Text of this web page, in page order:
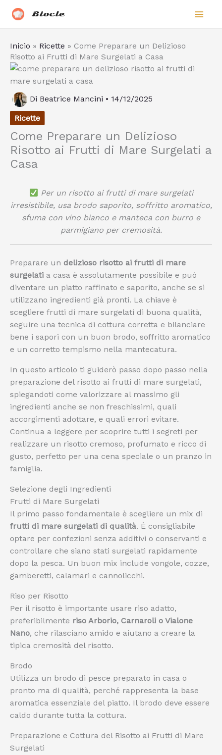
Biocle
Inicio » Ricette » Come Preparare un Delizioso
Risotto ai Frutti di Mare Surgelati a Casa
Di Beatrice Mancini • 14/12/2025
Ricette
Come Preparare un Delizioso
Risotto ai Frutti di Mare Surgelati a
Casa
Per un risotto ai frutti di mare surgelati
irresistibile, usa brodo saporito, soffritto aromatico,
sfuma con vino bianco e manteca con burro e
parmigiano per cremosità.
Preparare un delizioso risotto ai frutti di mare
surgelati a casa è assolutamente possibile e può
diventare un piatto raffinato e saporito, anche se si
utilizzano ingredienti già pronti. La chiave è
scegliere frutti di mare surgelati di buona qualità,
seguire una tecnica di cottura corretta e bilanciare
bene i sapori con un buon brodo, soffritto aromatico
e un corretto tempismo nella mantecatura.
In questo articolo ti guiderò passo dopo passo nella
preparazione del risotto ai frutti di mare surgelati,
spiegandoti come valorizzare al massimo gli
ingredienti anche se non freschissimi, quali
accorgimenti adottare, e quali errori evitare.
Continua a leggere per scoprire tutti i segreti per
realizzare un risotto cremoso, profumato e ricco di
gusto, perfetto per una cena speciale o un pranzo in
famiglia.
Selezione degli Ingredienti
Frutti di Mare Surgelati
Il primo passo fondamentale è scegliere un mix di
frutti di mare surgelati di qualità. È consigliabile
optare per confezioni senza additivi o conservanti e
controllare che siano stati surgelati rapidamente
dopo la pesca. Un buon mix include vongole, cozze,
gamberetti, calamari e cannolicchi.
Riso per Risotto
Per il risotto è importante usare riso adatto,
preferibilmente riso Arborio, Carnaroli o Vialone
Nano, che rilasciano amido e aiutano a creare la
tipica cremosità del risotto.
Brodo
Utilizza un brodo di pesce preparato in casa o
pronto ma di qualità, perché rappresenta la base
aromatica essenziale del piatto. Il brodo deve essere
caldo durante tutta la cottura.
Preparazione e Cottura del Risotto ai Frutti di Mare
Surgelati